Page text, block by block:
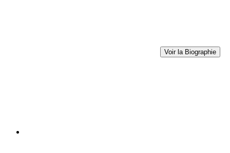
Voir la Biographie